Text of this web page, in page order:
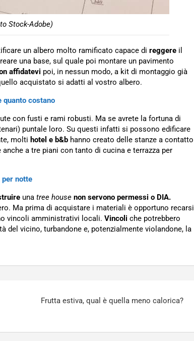
Stock-Adobe)
un albero molto ramificato capace di reggere il
una base, sul quale poi montare un pavimento
affidatevi poi, in nessun modo, a kit di montaggio già
acquistato si adatti al vostro albero.
quanto costano
con fusti e rami robusti. Ma se avrete la fortuna di
puntale loro. Su questi infatti si possono edificare
molti hotel e b&b hanno creato delle stanze a contatto
a tre piani con tanto di cucina e terrazza per
per notte
una tree house non servono permessi o DIA.
Ma prima di acquistare i materiali è opportuno recarsi
vincoli amministrativi locali. Vincoli che potrebbero
del vicino, turbandone e, potenzialmente violandone, la
Frutta estiva, qual è quella meno calorica?